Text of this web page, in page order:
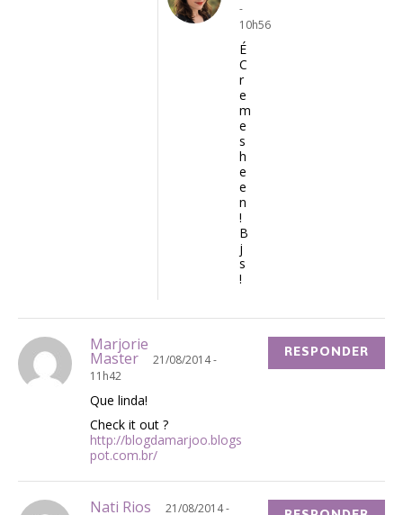
-
10h56
É
C
r
e
m
e
s
h
e
e
n
!
B
j
s
!
Marjorie
Master
21/08/2014 -
11h42
Que linda!
Check it out ?
http://blogdamarjoo.blogs
pot.com.br/
RESPONDER
Nati Rios 21/08/2014 -